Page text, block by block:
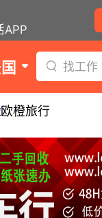
APP
找工作
欧橙旅行